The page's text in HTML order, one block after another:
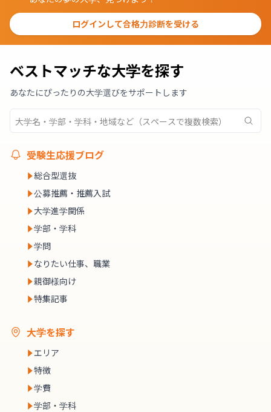
ログインして合格力診断を受ける
ベストマッチな大学を探す
あなたにぴったりの大学選びをサポートします
受験生応援ブログ
総合型選抜
公募推薦・推薦入試
大学進学関係
学部・学科
学問
なりたい仕事、職業
親御様向け
特集記事
大学を探す
エリア
特徴
学費
学部・学科